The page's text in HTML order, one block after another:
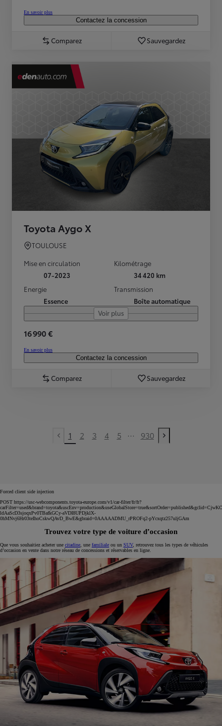
En savoir plus
Contactez la concession
Comparez Sauvegardez
Toyota Aygo X
TOULOUSE
Mise en circulation
07-2023
Kilométrage
34 420 km
Energie
Essence
Transmission
Boîte automatique
Voir plus
16 990 €
En savoir plus
Contactez la concession
Comparez Sauvegardez
Previous page
1 2 3 4 5 ... 930
Next page
Forced client side injection
POST https://usc-webcomponents.toyota-europe.com/v1/car-filter/fr/fr?
ldAaScD3sjoqxPv0TBafkGCy-aVDI8UPDjklX-
0hMNvj6Hr03teIhoCskwQAvD_BwE&gbraid=0AAAAADMU_rPROFq2-pYcxqtz257uljGAm
Trouvez votre type de voiture d’occasion
Que vous souhaitiez acheter une citadine , une familiale ou un SUV, retrouvez tous les types de véhicules
d’occasion en vente dans notre réseau de concessions et réservables en ligne.